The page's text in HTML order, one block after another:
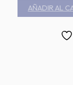
AÑADIR AL